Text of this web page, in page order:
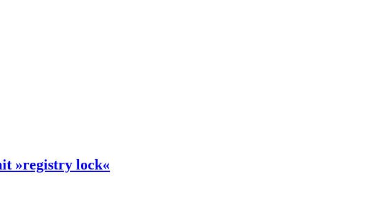
»registry lock«